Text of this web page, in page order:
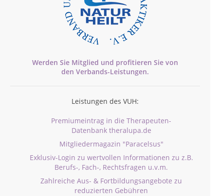
Werden Sie Mitglied und profitieren Sie von
den Verbands-Leistungen.
Leistungen des VUH:
Premiumeintrag in die Therapeuten-
Datenbank theralupa.de
Mitgliedermagazin "Paracelsus"
Exklusiv-Login zu wertvollen Informationen zu z.B.
Berufs-, Fach-, Rechtsfragen u.v.m.
Zahlreiche Aus- & Fortbildungsangebote zu
reduzierten Gebühren